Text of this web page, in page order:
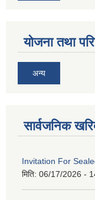
योजना तथा
अन्य
सार्वजनिक
Invitation For
मिति: 06/17/2026 -